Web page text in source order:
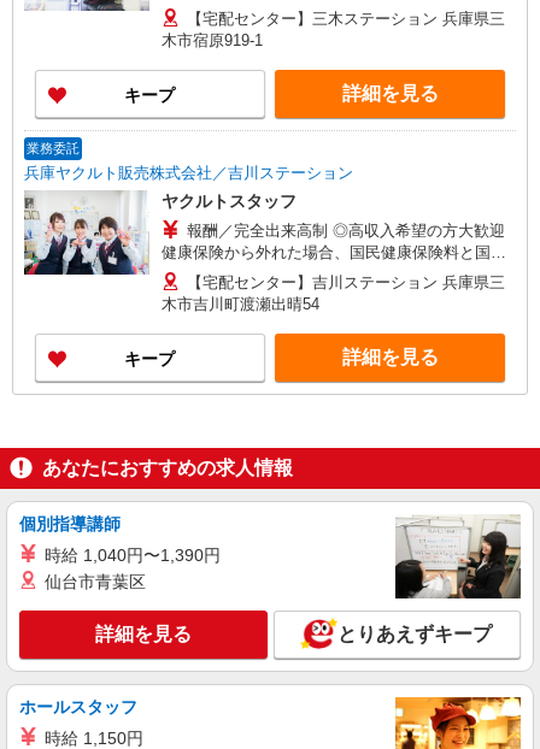
境に合わせて最大限に考慮します。 お気軽にお問
い合わせください！ ※収入補償／月10万円 ※収
入補償期間／12ヶ月間 ※研修期間中は日当支払い
あり（3,000円/日、13日間、9：45〜14：00） 収
入保障期間：12か月
【宅配センター】三木ステーション 兵庫県三
木市宿原919-1
キープ 詳細を見る
業務委託
兵庫ヤクルト販売株式会社／吉川ステーション
ヤクルトスタッフ
報酬／完全出来高制 ◎高収入希望の方大歓迎
健康保険から外れた場合、国民健康保険料と国民
年金料の一部を助成。 お気軽にお問い合わせくだ
さい！ ※収入補償／月額130,000円 ※収入補償期
間／12ヶ月間 研修（13日間）終了後日当あり ◆
商品買取りなし！働いた分はしっかり稼げます◎
【宅配センター】吉川ステーション 兵庫県三
木市吉川町渡瀬出晴54
キープ 詳細を見る
あなたにおすすめの求人情報
個別指導講師
時給 1,040円〜1,390円
仙台市青葉区
詳細を見る とりあえずキープ
ホールスタッフ
時給 1,150円